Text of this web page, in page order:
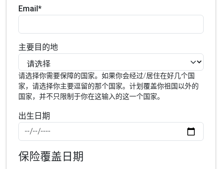
Email*
主要目的地
请选择你需要保障的国家。如果你会经过/居住在好几个国
家，请选择你主要逗留的那个国家。计划覆盖你祖国以外的
国家，并不只限制于你在这输入的这一个国家。
出生日期
保险覆盖日期